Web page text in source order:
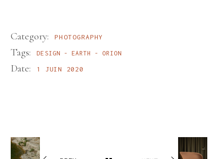
Category: PHOTOGRAPHY
Tags: DESIGN EARTH ORION
Date: 1 JUIN 2020